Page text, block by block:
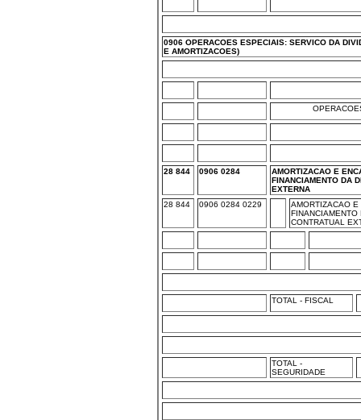
0906 OPERACOES ESPECIAIS: SERVICO DA
E AMORTIZACOES)
28 844 0906 0284
AMORTIZACAO E
FINANCIAMENTO DA
EXTERNA
28 844
0906 0284 0229
AMORTIZACAO
FINANCIAMENTO
CONTRATUAL
TOTAL - FISCAL
TOTAL -
SEGURIDADE